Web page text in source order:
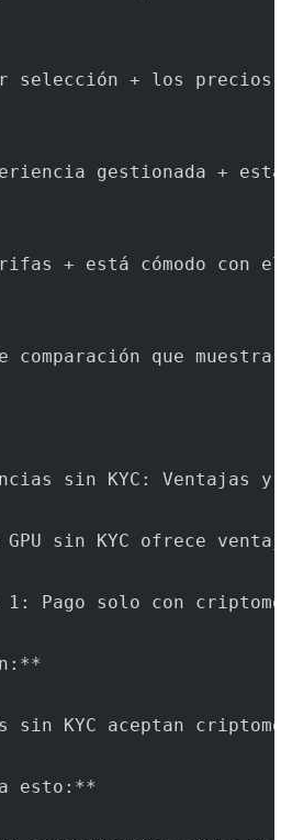
selección + los precios
gestionada +
+ está cómodo con el
comparación que
sin KYC: Ventajas
sin KYC ofrece
1: Pago solo con
sin KYC aceptan
esto:**